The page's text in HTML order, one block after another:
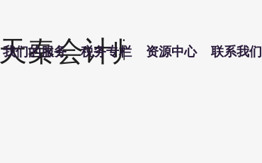
天秦会计师事务所
我们的服务 税务专栏 资源中心 联系我们